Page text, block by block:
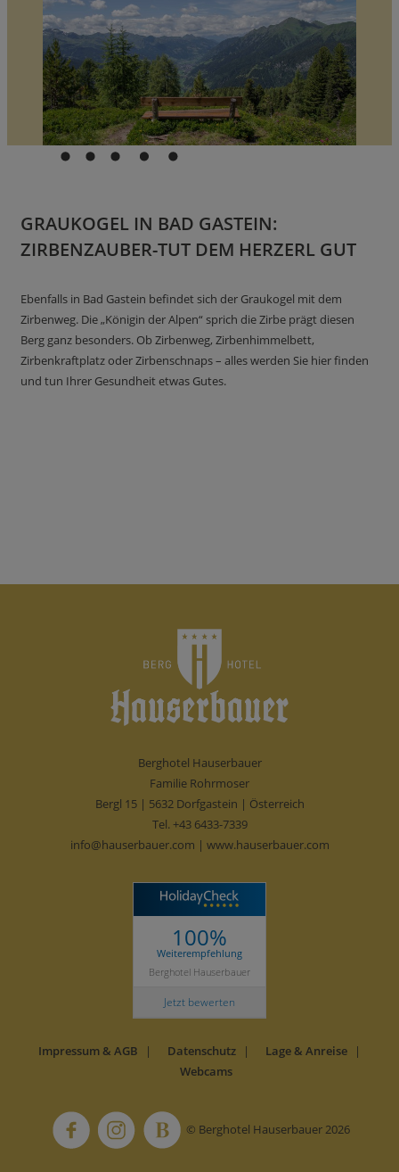
GRAUKOGEL IN BAD GASTEIN:
ZIRBENZAUBER-TUT DEM HERZERL GUT
Ebenfalls in Bad Gastein befindet sich der Graukogel mit dem
Zirbenweg. Die „Königin der Alpen“ sprich die Zirbe prägt diesen
Berg ganz besonders. Ob Zirbenweg, Zirbenhimmelbett,
Zirbenkraftplatz oder Zirbenschnaps – alles werden Sie hier finden
und tun Ihrer Gesundheit etwas Gutes.
Berghotel Hauserbauer
Familie Rohrmoser
Bergl 15 | 5632 Dorfgastein | Österreich
Tel. +43 6433-7339
info@hauserbauer.com | www.hauserbauer.com
100%
Weiterempfehlung
Berghotel Hauserbauer
Jetzt bewerten
Impressum & AGB Datenschutz
Lage & Anreise
Webcams
© Berghotel Hauserbauer 2026